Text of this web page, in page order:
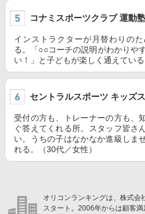
コナミスポーツクラブ 運動塾
インストラクターが月替わりの
る。「○○コーチの説明がわかりや
い！」と子どもが楽しく通えている
セントラルスポーツ キッズ
受付の方も、トレーナーの方も、
ぐ答えてくれる所。スタッフ皆さ
い。うちの子はなかなか進級しま
れる。（30代／女性）
オリコンランキングは、株式会
スタート。2006年からは顧客